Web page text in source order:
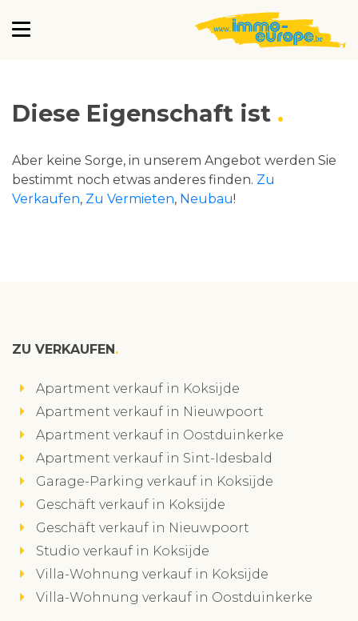
Diese Eigenschaft ist
Aber keine Sorge, in unserem Angebot werden Sie
bestimmt noch etwas anderes finden. Zu
Verkaufen, Zu Vermieten, Neubau!
ZU VERKAUFEN
Apartment verkauf in Koksijde
Apartment verkauf in Nieuwpoort
Apartment verkauf in Oostduinkerke
Apartment verkauf in Sint-Idesbald
Garage-Parking verkauf in Koksijde
Geschäft verkauf in Koksijde
Geschäft verkauf in Nieuwpoort
Studio verkauf in Koksijde
Villa-Wohnung verkauf in Koksijde
Villa-Wohnung verkauf in Oostduinkerke